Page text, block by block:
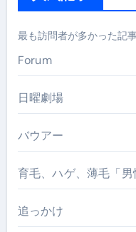
最も訪問者が多かった記
Forum
日曜劇場
バウアー
育毛、ハゲ、薄毛「男
追っかけ